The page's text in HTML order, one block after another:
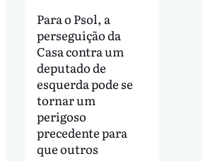
Para o Psol, a
perseguição da
Casa contra um
deputado de
esquerda pode se
tornar um
perigoso
precedente para
que outros